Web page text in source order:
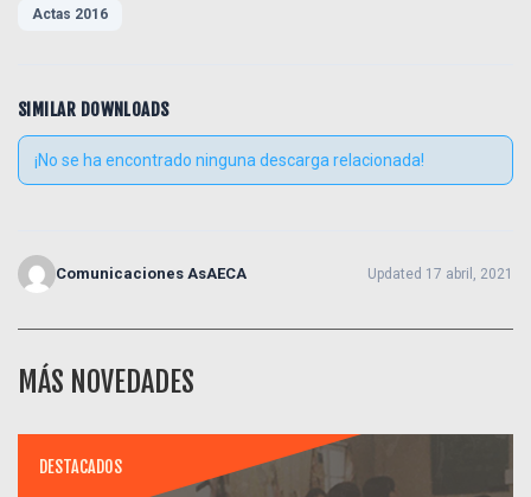
Actas 2016
SIMILAR DOWNLOADS
¡No se ha encontrado ninguna descarga relacionada!
Comunicaciones AsAECA Updated 17 abril, 2021
MÁS NOVEDADES
DESTACADOS